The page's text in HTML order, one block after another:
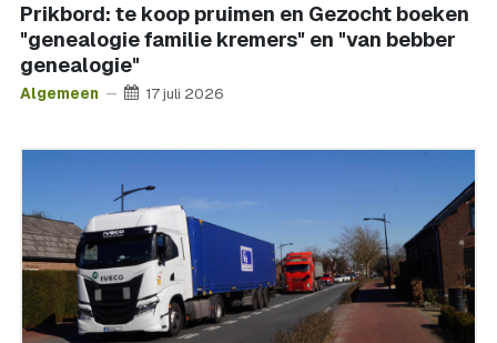
Prikbord: te koop pruimen en Gezocht boeken
"genealogie familie kremers" en "van bebber
genealogie"
Algemeen 17 juli 2026